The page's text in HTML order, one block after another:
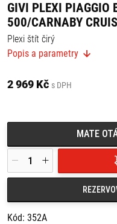
GIVI PLEXI PIAGGIO
500/CARNABY
Plexi štít čirý
Rozměry: 50,5 cm x 78,5 cm
K instalaci je třeba dokoupit
Beverly Cruiser 250-500 (07
Carnaby Cruiser 300 (09 >
Popis a parametry
2 969 Kč s DPH
MATE
Kód: 352A